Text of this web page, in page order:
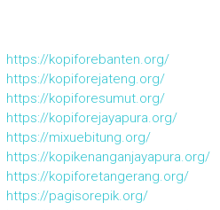
https://kopiforebanten.org/
https://kopiforejateng.org/
https://kopiforesumut.org/
https://kopiforejayapura.org/
https://mixuebitung.org/
https://kopikenanganjayapura.org/
https://kopiforetangerang.org/
https://pagisorepik.org/